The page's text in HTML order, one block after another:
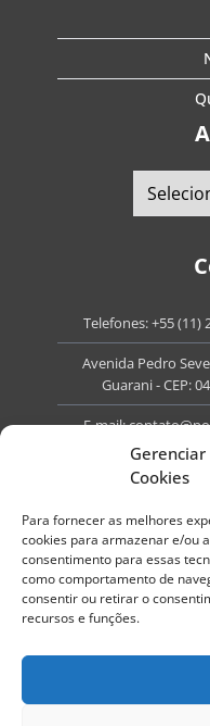
Cookies
Para fornecer as melhores
cookies para armazenar e/ou
consentimento para essas
como comportamento de
consentir ou retirar o
recursos e funções.
Telefones:+55 (11)
Avenida Pedro
Guarani - CEP:
E-mail:
Website:
Todos os